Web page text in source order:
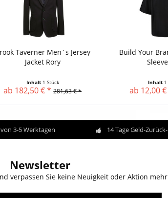
Taverner Men´s Jersey
Jacket Rory
Inhalt 1 Stück
ab 182,50 € * 281,63 € *
Build Your
Inhalt
ab 12,00
3-5 Werktagen 14 Tage Geld-
Newsletter
verpassen Sie keine Neuigkeit oder Aktion